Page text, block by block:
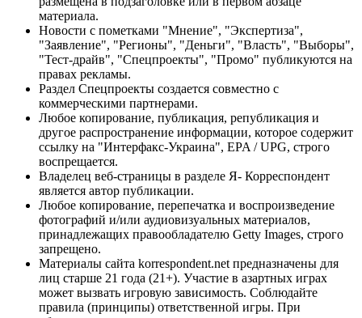
материала.
Новости с пометками "Мнение", "Экспертиза",
"Заявление", "Регионы", "Деньги", "Власть", "Выборы",
"Тест-драйв", "Спецпроекты", "Промо" публикуются на
правах рекламы.
Раздел Спецпроекты создается совместно с
коммерческими партнерами.
Любое копирование, публикация, републикация и
другое распространение информации, которое содержит
ссылку на "Интерфакс-Украина", EPA / UPG, строго
воспрещается.
Владелец веб-страницы в разделе Я- Корреспондент
является автор публикации.
Любое копирование, перепечатка и воспроизведение
фотографий и/или аудиовизуальных материалов,
принадлежащих правообладателю Getty Images, строго
запрещено.
Материалы сайта korrespondent.net предназначены для
лиц старше 21 года (21+). Участие в азартных играх
может вызвать игровую зависимость. Соблюдайте
правила (принципы) ответственной игры. При